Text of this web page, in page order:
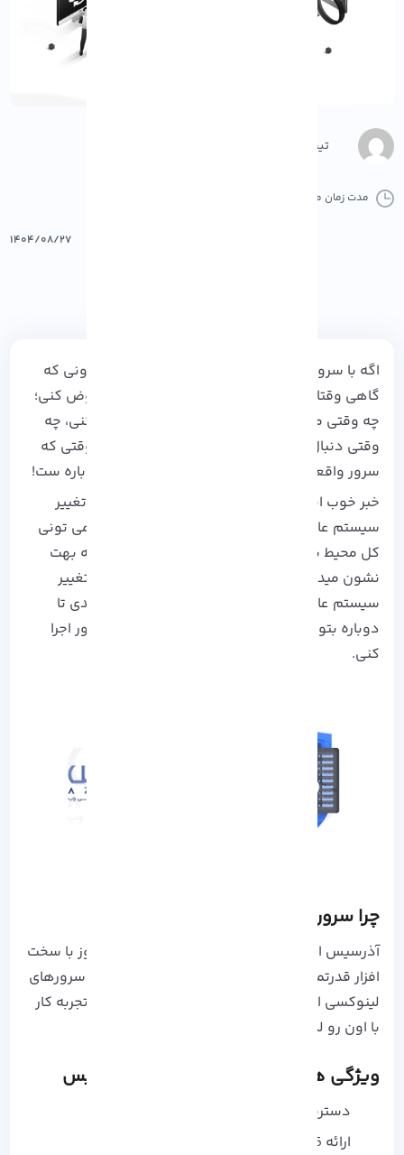
تیم محتوا
مدت زمان مطالعه :
۱۴۰۴/۰۸/۲۷
اگه با سرورهای مجازی کار کرده باشی، حتماً می‌ دونی که
گاهی وقتا مجبور میشی سیستم‌ عامل VPS رو عوض کنی؛
چه وقتی می‌ خوای از یه توزیع سبک‌ تر استفاده کنی، چه
وقتی دنبال نسخه جدید لینوکس هستی یا حتی وقتی که
سرور واقعاً بهم ریخته و تنها راه نجاتش نصب دوباره‌ ست!
خبر خوب اینه که توی
، تغییر
سیستم‌ عامل اصلاً سخت نیست و با چند تا کلیک می‌ تونی
کل محیط سرورت رو از صفر بالا بیاری. تو این مقاله بهت
نشون میدم چطور بدون دردسر، سریع و مطمئن تغییر
سیستم‌ عامل در سرور مجازی لینوکس رو انجام بدی تا
دوباره بتونی با خیال راحت پروژه‌ هات رو روی سرور اجرا
کنی.
چرا سرور مجازی لینوکس آذرسیس؟
آذرسیس ارائه‌ دهنده انواع VPS لینوکس و ویندوز با سخت‌
افزار قدرتمند، پشتیبانی سریع و زیرساخت پایداره. سرورهای
لینوکسی این مجموعه چند ویژگی مهم دارند که تجربه کار
با اون رو لذت‌ بخش‌ تر میکنه:
ویژگی‌ های سرور مجازی لینوکس آذرسیس
دسترسی VNC
ارائه IPv6 اختصاصی